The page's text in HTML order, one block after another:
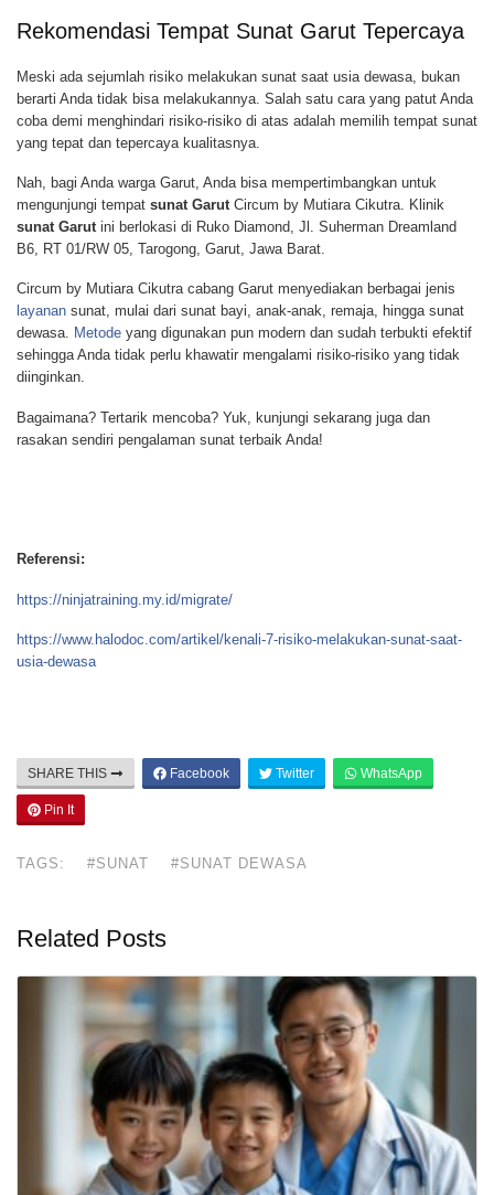
Rekomendasi Tempat Sunat Garut Tepercaya
Meski ada sejumlah risiko melakukan sunat saat usia dewasa, bukan
berarti Anda tidak bisa melakukannya. Salah satu cara yang patut Anda
coba demi menghindari risiko-risiko di atas adalah memilih tempat sunat
yang tepat dan tepercaya kualitasnya.
Nah, bagi Anda warga Garut, Anda bisa mempertimbangkan untuk
mengunjungi tempat sunat GarutCircum by Mutiara Cikutra. Klinik
sunat Garutini berlokasi di Ruko Diamond, Jl. Suherman Dreamland
B6, RT 01/RW 05, Tarogong, Garut, Jawa Barat.
Circum by Mutiara Cikutra cabang Garut menyediakan berbagai jenis
layanan sunat, mulai dari sunat bayi, anak-anak, remaja, hingga sunat
dewasa. Metode yang digunakan pun modern dan sudah terbukti efektif
sehingga Anda tidak perlu khawatir mengalami risiko-risiko yang tidak
diinginkan.
Bagaimana? Tertarik mencoba? Yuk, kunjungi sekarang juga dan
rasakan sendiri pengalaman sunat terbaik Anda!
Referensi:
https://ninjatraining.my.id/migrate/
https://www.halodoc.com/artikel/kenali-7-risiko-melakukan-sunat-saat-
usia-dewasa
SHARE THIS Facebook Twitter WhatsApp
Pin It
TAGS: #SUNAT #SUNAT DEWASA
Related Posts